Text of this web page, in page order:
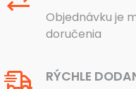
Objednávku je
doručenia
RÝCHLE